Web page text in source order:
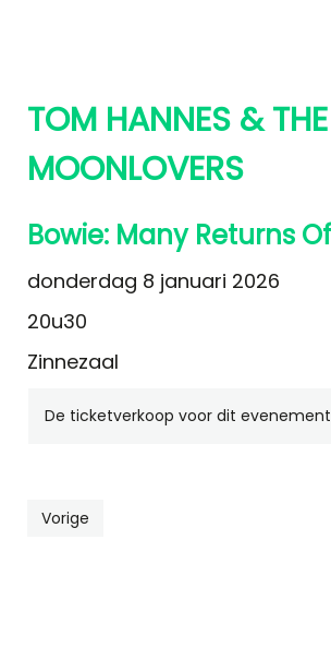
TOM HANNES & THE
MOONLOVERS
Bowie: Many Returns
donderdag 8 januari 2026
20u30
Zinnezaal
De ticketverkoop voor dit
Vorige